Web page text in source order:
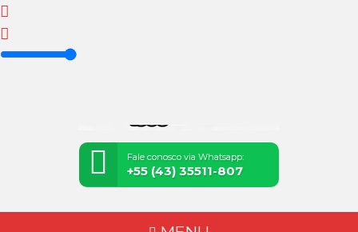
Fale conosco via Whatsapp:
+55 (43) 35511-807